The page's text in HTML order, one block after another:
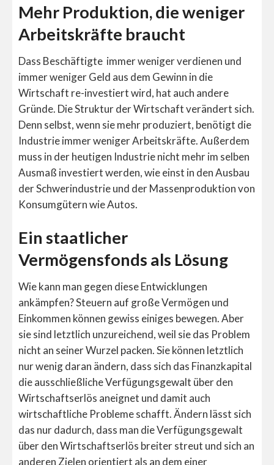
Mehr Produktion, die weniger
Arbeitskräfte braucht
Dass Beschäftigte immer weniger verdienen und
immer weniger Geld aus dem Gewinn in die
Wirtschaft re-investiert wird, hat auch andere
Gründe. Die Struktur der Wirtschaft verändert sich.
Denn selbst, wenn sie mehr produziert, benötigt die
Industrie immer weniger Arbeitskräfte. Außerdem
muss in der heutigen Industrie nicht mehr im selben
Ausmaß investiert werden, wie einst in den Ausbau
der Schwerindustrie und der Massenproduktion von
Konsumgütern wie Autos.
Ein staatlicher
Vermögensfonds als Lösung
Wie kann man gegen diese Entwicklungen
ankämpfen? Steuern auf große Vermögen und
Einkommen können gewiss einiges bewegen. Aber
sie sind letztlich unzureichend, weil sie das Problem
nicht an seiner Wurzel packen. Sie können letztlich
nur wenig daran ändern, dass sich das Finanzkapital
die ausschließliche Verfügungsgewalt über den
Wirtschaftserlös aneignet und damit auch
wirtschaftliche Probleme schafft. Ändern lässt sich
das nur dadurch, dass man die Verfügungsgewalt
über den Wirtschaftserlös breiter streut und sich an
anderen Zielen orientiert als an dem einer